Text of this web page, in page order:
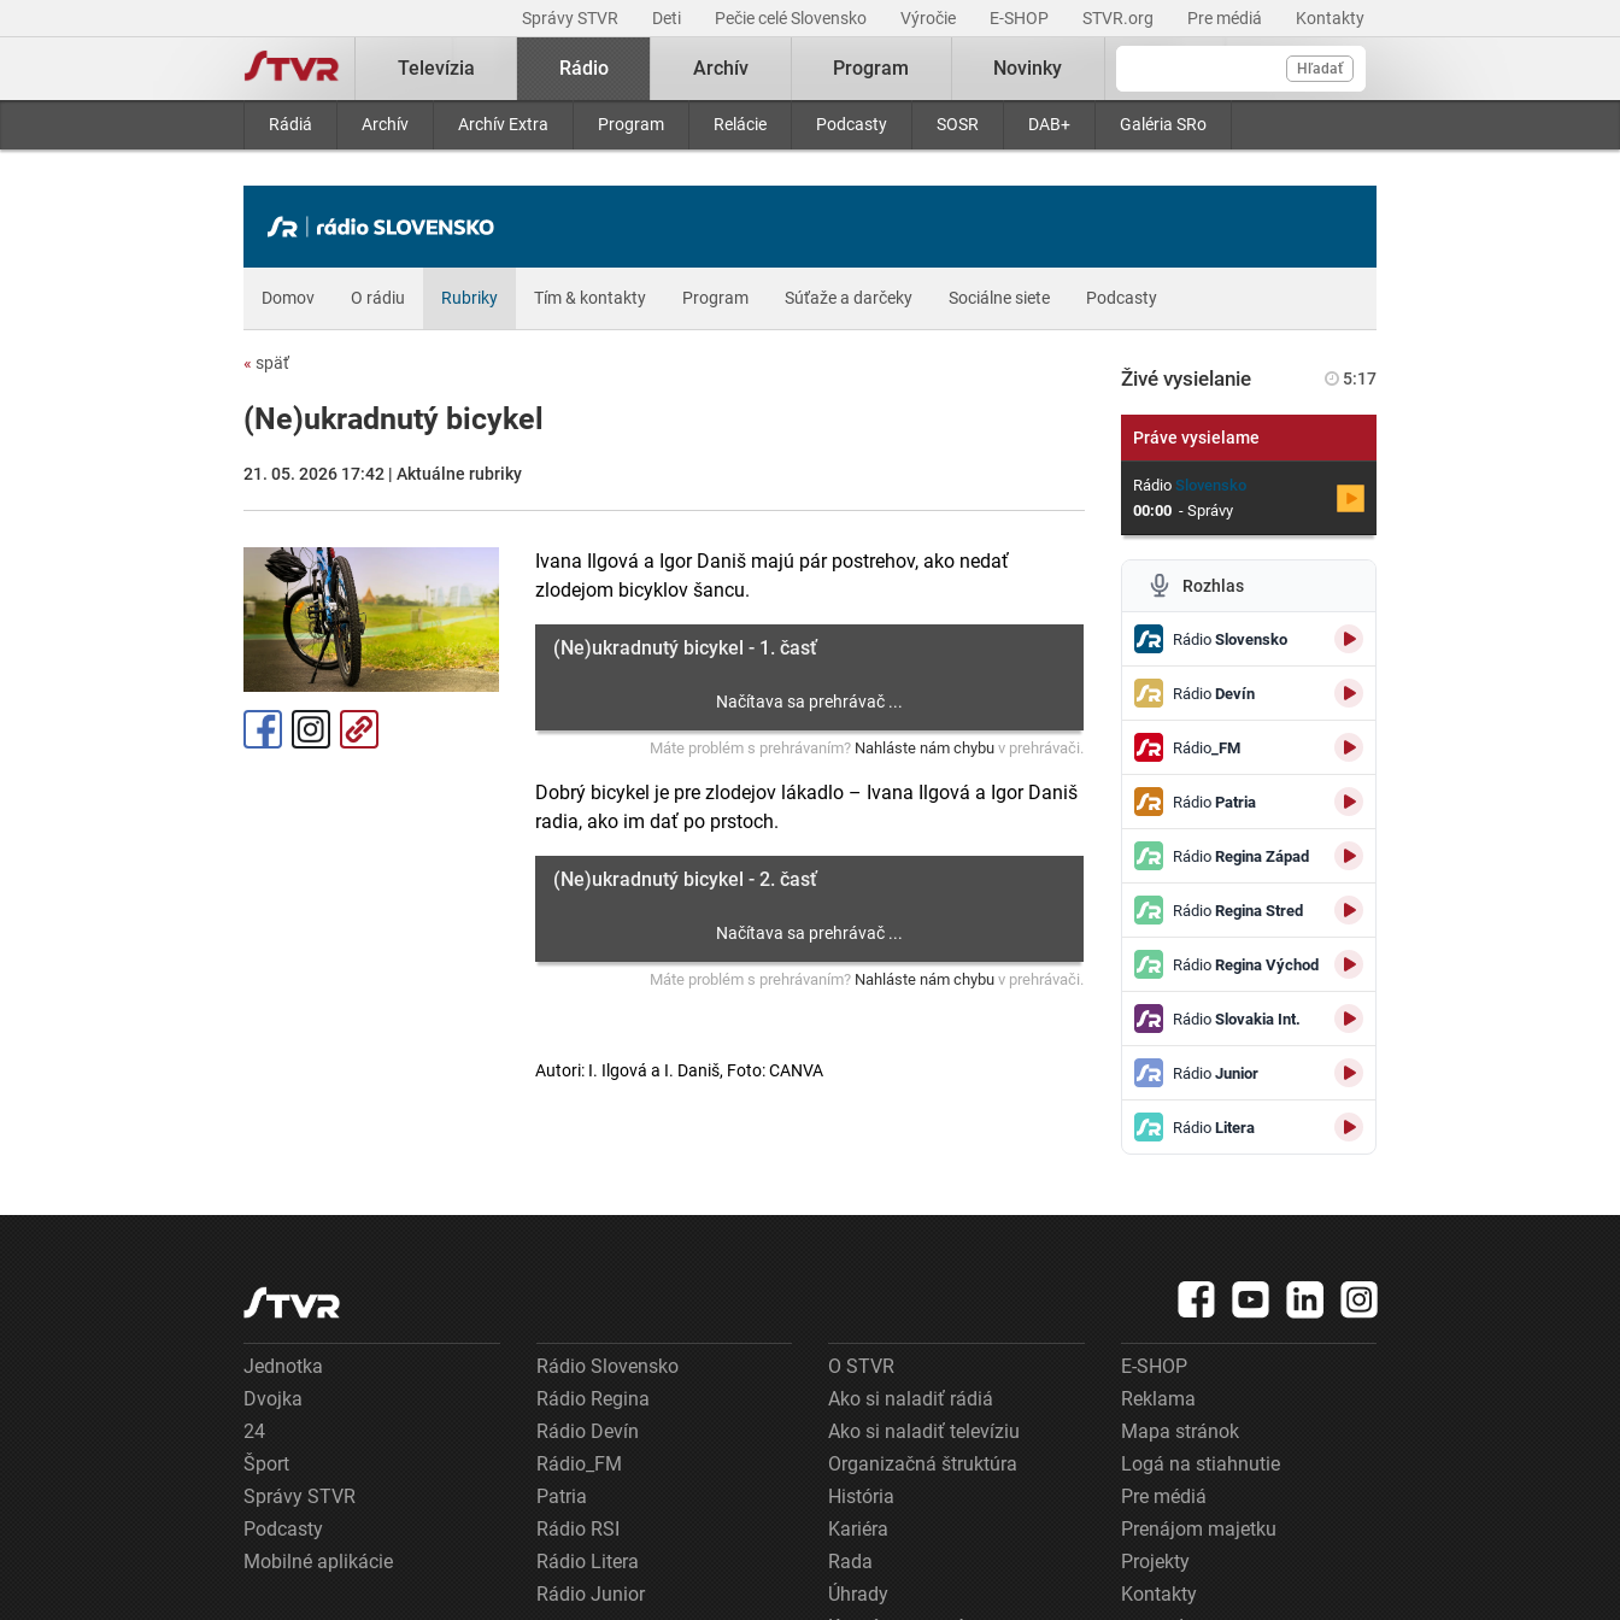
Správy STVR Deti Pečie celé Slovensko Výročie E-SHOP STVR.org Pre médiá Kontakty
Hľadať
Televízia Rádio
Rádiá Archív Archív Extra Program Relácie Podcasty SOSR DAB+ Galéria SRo
Archív Program Novinky
Domov O rádiu Rubriky Tím & kontakty Program Súťaže a darčeky Sociálne siete Podcasty
« späť
(Ne)ukradnutý bicykel
21. 05. 2026 17:42 | Aktuálne rubriky
Ivana Ilgová a Igor Daniš majú pár postrehov, ako nedať
zlodejom bicyklov šancu.
(Ne)ukradnutý bicykel - 1. časť
Máte problém s prehrávaním? Nahláste nám chybu v prehrávači.
Dobrý bicykel je pre zlodejov lákadlo – Ivana Ilgová a Igor Daniš
radia, ako im dať po prstoch.
(Ne)ukradnutý bicykel - 2. časť
Máte problém s prehrávaním? Nahláste nám chybu v prehrávači.
Autori: I. Ilgová a I. Daniš, Foto: CANVA
Živé vysielanie 5:17
Práve vysielame
RádioSlovensko
00:00 - Správy
Rozhlas
RádioSlovensko
RádioDevín
Rádio_FM
RádioPatria
RádioRegina Západ
RádioRegina Stred
RádioRegina Východ
RádioSlovakia Int.
RádioJunior
RádioLitera
Jednotka
Dvojka
24
Šport
Správy STVR
Podcasty
Mobilné aplikácie
Rádio Slovensko
Rádio Regina
Rádio Devín
Rádio_FM
Patria
Rádio RSI
Rádio Litera
Rádio Junior
O STVR
Ako si naladiť rádiá
Ako si naladiť televíziu
Organizačná štruktúra
História
Kariéra
Rada
Úhrady
E-SHOP
Reklama
Mapa stránok
Logá na stiahnutie
Pre médiá
Prenájom majetku
Projekty
Kontakty